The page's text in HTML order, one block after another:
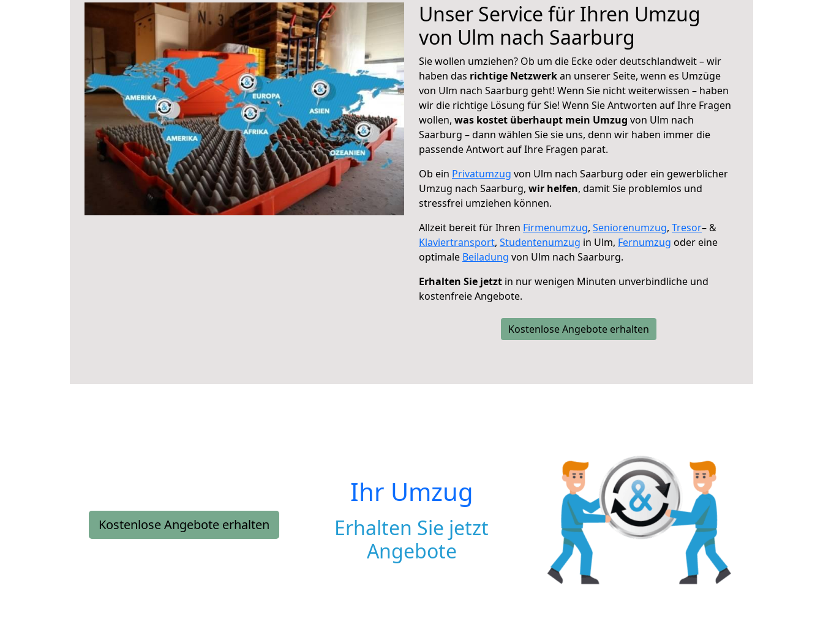
Unser Service für Ihren Umzug
von Ulm nach Saarburg
Sie wollen umziehen? Ob um die Ecke oder deutschlandweit – wir
haben das richtige Netzwerkan unserer Seite, wenn es Umzüge
von Ulm nach Saarburg geht! Wenn Sie nicht weiterwissen – haben
wir die richtige Lösung für Sie! Wenn Sie Antworten auf Ihre Fragen
wollen, was kostet überhaupt mein Umzug von Ulm nach
Saarburg – dann wählen Sie sie uns, denn wir haben immer die
passende Antwort auf Ihre Fragen parat.
Ob ein Privatumzug von Ulm nach Saarburg oder ein gewerblicher
Umzug nach Saarburg, wir helfen, damit Sie problemlos und
stressfrei umziehen können.
Allzeit bereit für Ihren Firmenumzug, Seniorenumzug, Tresor– &
Klaviertransport, Studentenumzug in Ulm, Fernumzug oder eine
optimale Beiladung von Ulm nach Saarburg.
Erhalten Sie jetzt in nur wenigen Minuten unverbindliche und
kostenfreie Angebote.
Kostenlose Angebote erhalten
Kostenlose Angebote erhalten
Ihr Umzug
Erhalten Sie jetzt
Angebote